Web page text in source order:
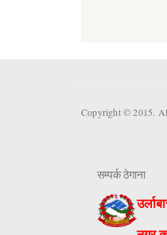
Copyright © 2015.
सम्पर्क ठेगाना